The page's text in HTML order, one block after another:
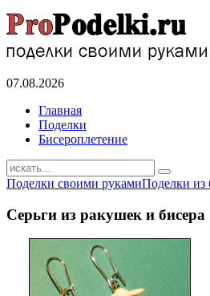
07.08.2026
Главная
Поделки
Бисероплетение
Поделки своими рукамиПоделки из
Серьги из ракушек и бисера